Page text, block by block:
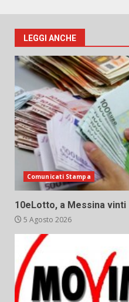
LEGGI ANCHE
Comunicati Stampa
10eLotto, a Messina vinti
5 Agosto 2026